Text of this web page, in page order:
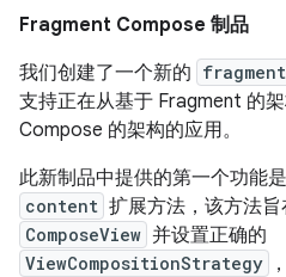
Fragment Compose 制品
我们创建了一个新的
支持正在从基于 Fragment 的
Compose 的架构的应用。
此新制品中提供的第一个功能是
content 扩展方法，该方法
ComposeView 并设置正确的
ViewCompositionStrategy